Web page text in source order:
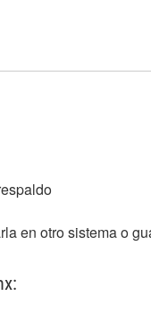
en otro sistema o